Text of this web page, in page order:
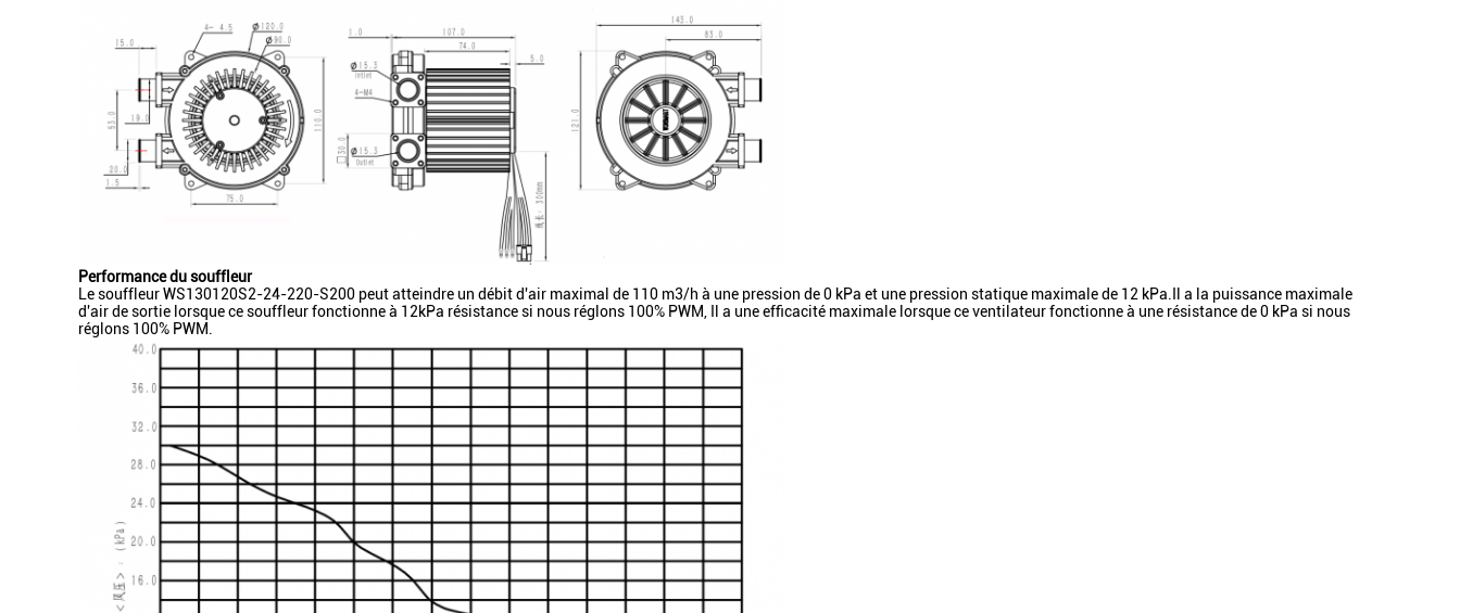
Performance du souffleur
Le souffleur WS130120S2-24-220-S200 peut atteindre un débit d'air maximal de 110 m3/h à une pression de 0 kPa et une pression statique maximale de 12 kPa.Il a la puissance maximale
d'air de sortie lorsque ce souffleur fonctionne à 12kPa résistance si nous réglons 100% PWM, Il a une efficacité maximale lorsque ce ventilateur fonctionne à une résistance de 0 kPa si nous
réglons 100% PWM.